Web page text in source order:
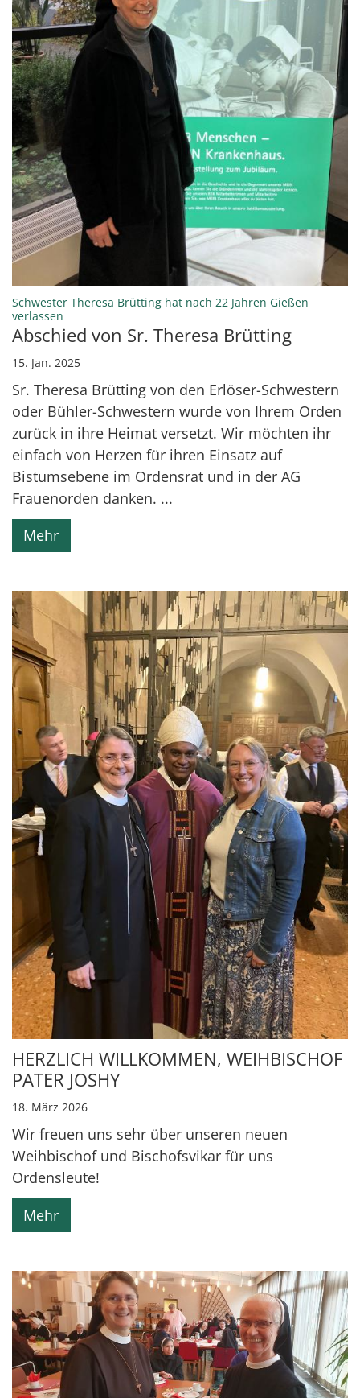
Schwester Theresa Brütting hat nach 22 Jahren Gießen
verlassen
Abschied von Sr. Theresa Brütting
15. Jan. 2025
Sr. Theresa Brütting von den Erlöser-Schwestern
oder Bühler-Schwestern wurde von Ihrem Orden
zurück in ihre Heimat versetzt. Wir möchten ihr
einfach von Herzen für ihren Einsatz auf
Bistumsebene im Ordensrat und in der AG
Frauenorden danken. ...
Mehr
HERZLICH WILLKOMMEN, WEIHBISCHOF
PATER JOSHY
18. März 2026
Wir freuen uns sehr über unseren neuen
Weihbischof und Bischofsvikar für uns
Ordensleute!
Mehr